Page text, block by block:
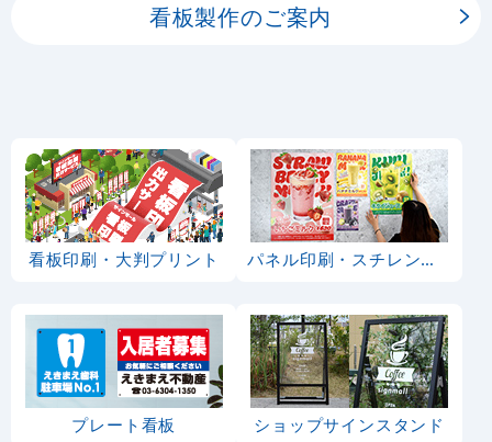
看板製作のご案内
看板印刷・大判プリント パネル印刷・スチレンボード
プレート看板 ショップサインスタンド